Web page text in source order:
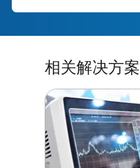
相关解决方案